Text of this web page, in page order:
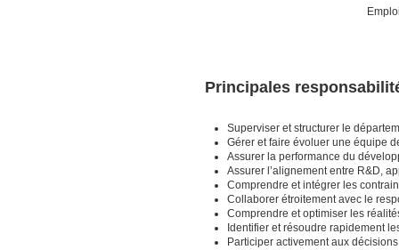
Principales
Superviser et structurer le
Gérer et faire évoluer une équipe
Assurer la performance du
Assurer l’alignement entre R&D,
Comprendre et intégrer les
Collaborer étroitement avec le
Comprendre et optimiser les
Identifier et résoudre rapidement
Participer activement aux